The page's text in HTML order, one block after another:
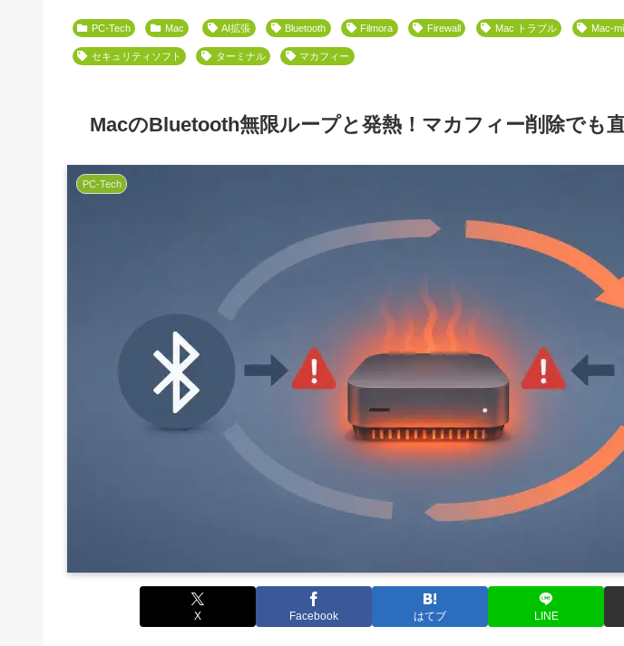
PC-Tech Mac AI拡張 Bluetooth Filmora Firewall Mac トラブル Mac-
セキュリティソフト ターミナル マカフィー
MacのBluetooth無限ループと発熱！マカフィー削除でも
PC-Tech
X Facebook はてブ LINE